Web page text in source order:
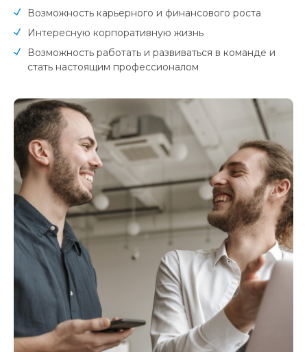
Возможность карьерного и финансового роста
Интересную корпоративную жизнь
Возможность работать и развиваться в команде и
стать настоящим профессионалом